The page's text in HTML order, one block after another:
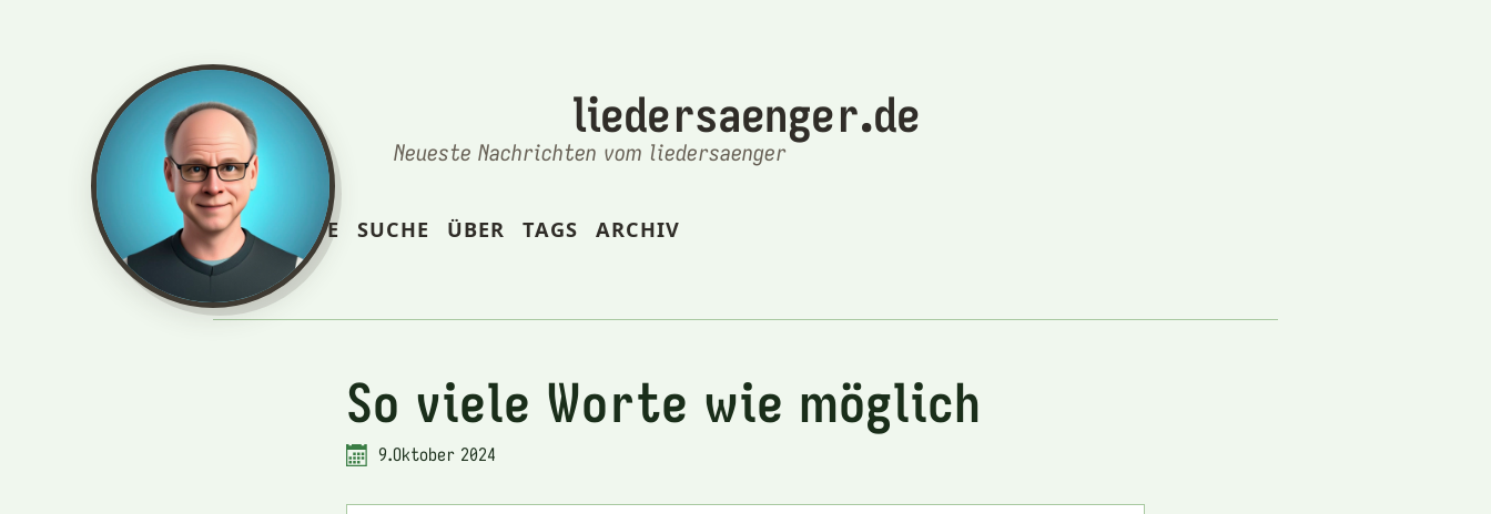
liedersaenger.de
Neueste Nachrichten vom liedersaenger
STARTSEITE SUCHE ÜBER TAGS ARCHIV
So viele Worte wie möglich
9.Oktober 2024